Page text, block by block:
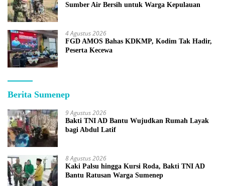
Sumber Air Bersih untuk Warga Kepulauan
4 Agustus 2026
FGD AMOS Bahas KDKMP, Kodim Tak Hadir,
Peserta Kecewa
Berita Sumenep
9 Agustus 2026
Bakti TNI AD Bantu Wujudkan Rumah Layak
bagi Abdul Latif
8 Agustus 2026
Kaki Palsu hingga Kursi Roda, Bakti TNI AD
Bantu Ratusan Warga Sumenep